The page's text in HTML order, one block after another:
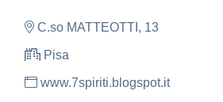
C.so MATTEOTTI, 13
Pisa
www.7spiriti.blogspot.it